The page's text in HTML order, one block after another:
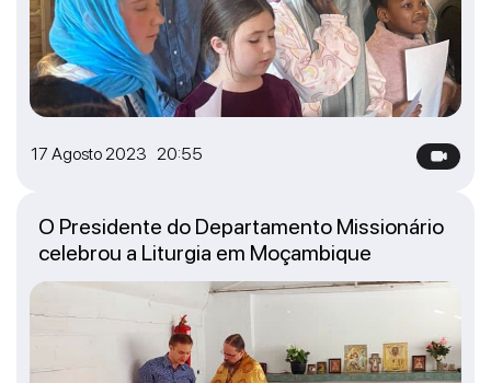
17 Agosto 2023 20:55
O Presidente do Departamento Missionário
celebrou a Liturgia em Moçambique